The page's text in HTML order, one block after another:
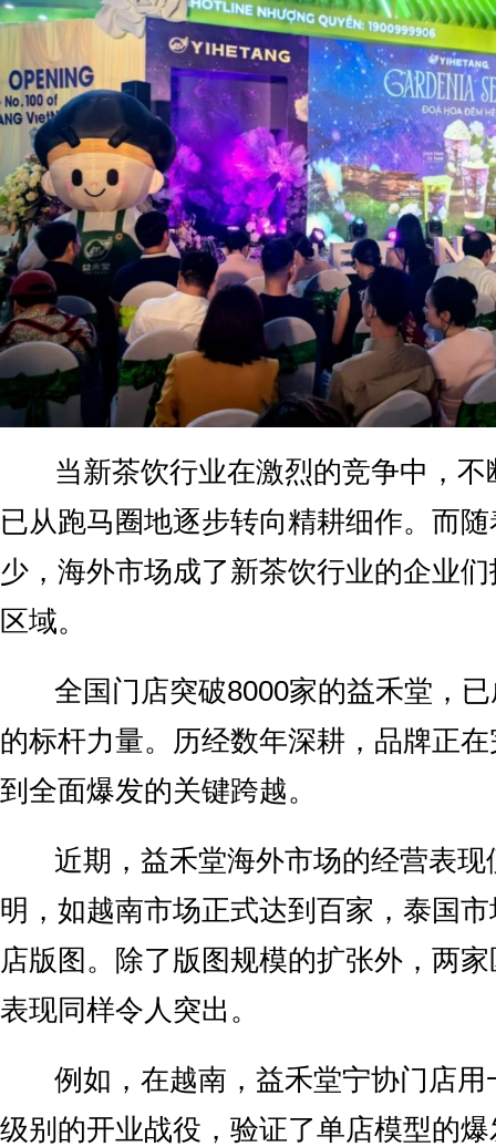
当新茶饮行业在激烈的竞争中，不
已从跑马圈地逐步转向精耕细作。而
少，海外市场成了新茶饮行业的企业
区域。
全国门店突破8000家的益禾堂，已
的标杆力量。历经数年深耕，品牌正
到全面爆发的关键跨越。
近期，益禾堂海外市场的经营表现
明，如越南市场正式达到百家，泰国
店版图。除了版图规模的扩张外，两
表现同样令人突出。
例如，在越南，益禾堂宁协门店用
级别的开业战役，验证了单店模型的